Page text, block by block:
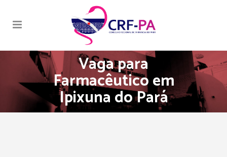
Vaga para
Farmacêutico em
Ipixuna do Pará